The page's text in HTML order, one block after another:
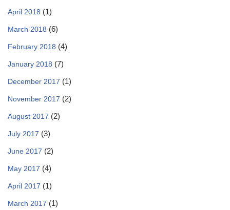
April 2018 (1)
March 2018 (6)
February 2018 (4)
January 2018 (7)
December 2017 (1)
November 2017 (2)
August 2017 (2)
July 2017 (3)
June 2017 (2)
May 2017 (4)
April 2017 (1)
March 2017 (1)